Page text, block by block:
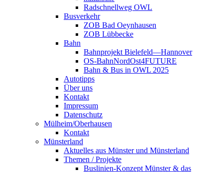
Radschnellweg OWL
Busverkehr
ZOB Bad Oeynhausen
ZOB Lübbecke
Bahn
Bahnprojekt Bielefeld—Hannover
OS-BahnNordOst4FUTURE
Bahn & Bus in OWL 2025
Autotipps
Über uns
Kontakt
Impressum
Datenschutz
Mülheim/Oberhausen
Kontakt
Münsterland
Aktuelles aus Münster und Münsterland
Themen / Projekte
Buslinien-Konzept Münster & das